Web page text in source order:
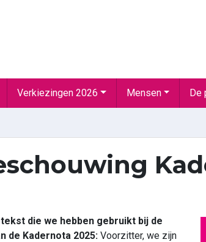
Verkiezingen 2026 Mensen De
die we hebben gebruikt bij de
de Kadernota 2025: Voorzitter, we zijn